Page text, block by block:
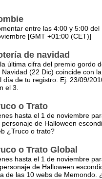
entre las 4:00 y 5:00 del
[GMT +01:00 (CET)]
de navidad
última cifra del premio gordo
Navidad (22 Dic) coincide con
día de tu registro. Ej: 23/09/
el 3.
o Trato
hasta el 1 de noviembre
personaje de Halloween
¿Truco o trato?
o Trato Global
hasta el 1 de noviembre
de Halloween
de las 10 webs de Memondo.